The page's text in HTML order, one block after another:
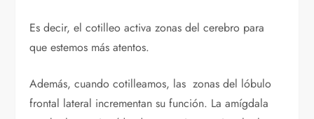
Es decir, el cotilleo activa zonas del cerebro para
que estemos más atentos.
Además, cuando cotilleamos, las zonas del lóbulo
frontal lateral incrementan su función. La amígdala